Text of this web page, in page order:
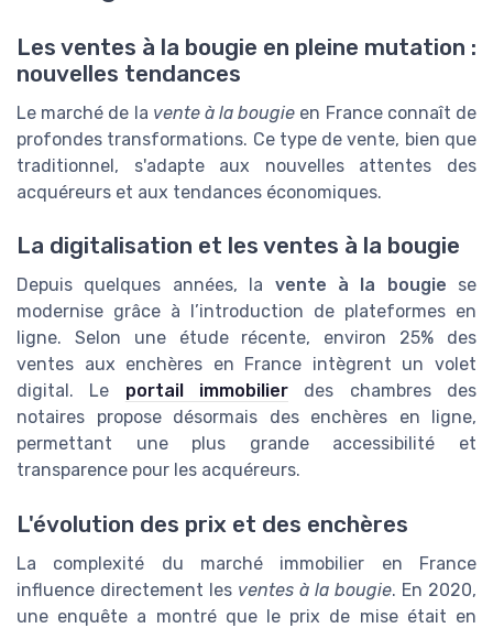
Les ventes à la bougie en pleine mutation :
nouvelles tendances
Le marché de la vente à la bougie en France connaît de
profondes transformations. Ce type de vente, bien que
traditionnel, s'adapte aux nouvelles attentes des
acquéreurs et aux tendances économiques.
La digitalisation et les ventes à la bougie
Depuis quelques années, la vente à la bougie se
modernise grâce à l’introduction de plateformes en
ligne. Selon une étude récente, environ 25% des
ventes aux enchères en France intègrent un volet
digital. Le portail immobilier des chambres des
notaires propose désormais des enchères en ligne,
permettant une plus grande accessibilité et
transparence pour les acquéreurs.
L'évolution des prix et des enchères
La complexité du marché immobilier en France
influence directement les ventes à la bougie. En 2020,
une enquête a montré que le prix de mise était en